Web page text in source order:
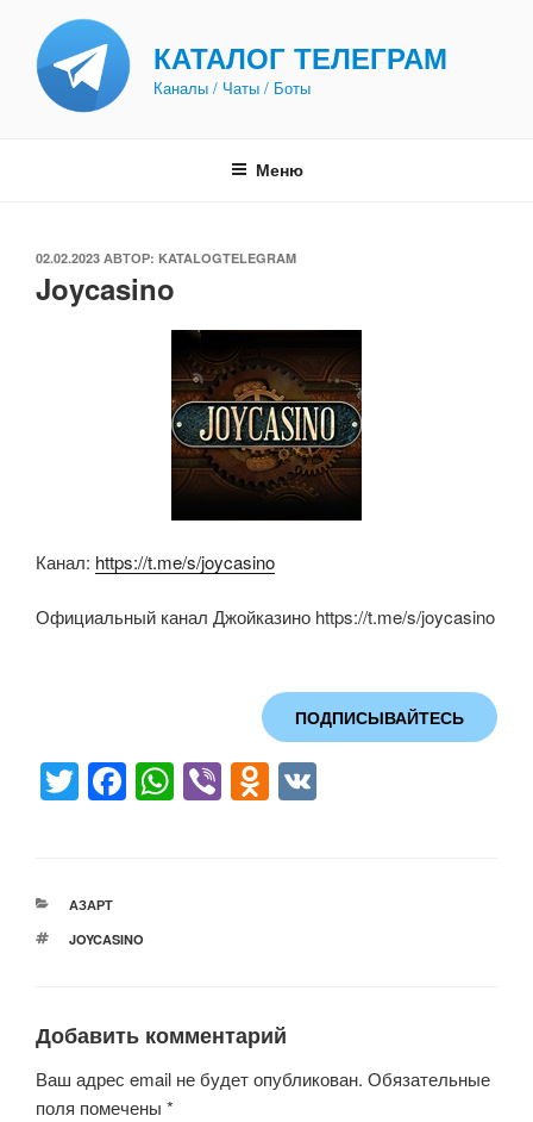
содержимому
КАТАЛОГ ТЕЛЕГРАМ
Каналы / Чаты / Боты
Меню
ОПУБЛИКОВАНО
02.02.2023 АВТОР: KATALOGTELEGRAM
Joycasino
Канал: https://t.me/s/joycasino
Официальный канал Джойказино https://t.me/s/joycasino
ПОДПИСЫВАЙТЕСЬ
T
er
F
b
k
W Vi O
ni
ki
РУБРИКИ
АЗАРТ
МЕТКИ
JOYCASINO
Добавить комментарий
Ваш адрес email не будет опубликован. Обязательные
поля помечены *